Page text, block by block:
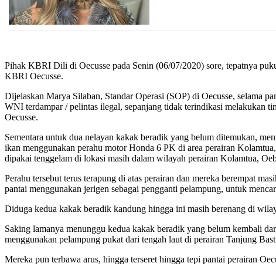
Pihak KBRI Dili di Oecusse pada Senin (06/07/2020) sore, tepatnya
KBRI Oecusse.
Dijelaskan Marya Silaban, Standar Operasi (SOP) di Oecusse, selama
WNI terdampar / pelintas ilegal, sepanjang tidak terindikasi melakukan
Oecusse.
Sementara untuk dua nelayan kakak beradik yang belum ditemukan,
ikan menggunakan perahu motor Honda 6 PK di area perairan
dipakai tenggelam di lokasi masih dalam wilayah perairan Kolamtua,
Perahu tersebut terus terapung di atas perairan dan mereka berempat
pantai menggunakan jerigen sebagai pengganti pelampung, untuk
Diduga kedua kakak beradik kandung hingga ini masih berenang di
Saking lamanya menunggu kedua kakak beradik yang belum kembali
menggunakan pelampung pukat dari tengah laut di perairan Tanjung
Mereka pun terbawa arus, hingga terseret hingga tepi pantai perairan